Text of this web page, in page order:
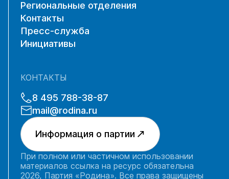
Региональные отделения
Контакты
Пресс-служба
Инициативы
КОНТАКТЫ
8 495 788-38-87
mail@rodina.ru
Информация о партии
При полном или частичном использовании
материалов ссылка на ресурс обязательна
2026, Партия «Родина». Все права защищены